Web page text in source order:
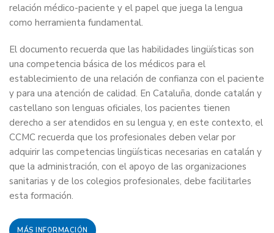
relación médico-paciente y el papel que juega la lengua
como herramienta fundamental.
El documento recuerda que las habilidades lingüísticas son
una competencia básica de los médicos para el
establecimiento de una relación de confianza con el paciente
y para una atención de calidad. En Cataluña, donde catalán y
castellano son lenguas oficiales, los pacientes tienen
derecho a ser atendidos en su lengua y, en este contexto, el
CCMC recuerda que los profesionales deben velar por
adquirir las competencias lingüísticas necesarias en catalán y
que la administración, con el apoyo de las organizaciones
sanitarias y de los colegios profesionales, debe facilitarles
esta formación.
MÁS INFORMACIÓN